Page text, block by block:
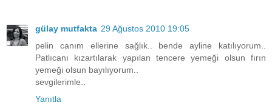
gülay mutfakta 29 Ağustos 2010 19:05
pelin canım ellerine sağlık.. bende ayline katılıyorum..
Patlıcanı kızartılarak yapılan tencere yemeği olsun fırın
yemeği olsun bayılıyorum..
sevgilerimle..
Yanıtla